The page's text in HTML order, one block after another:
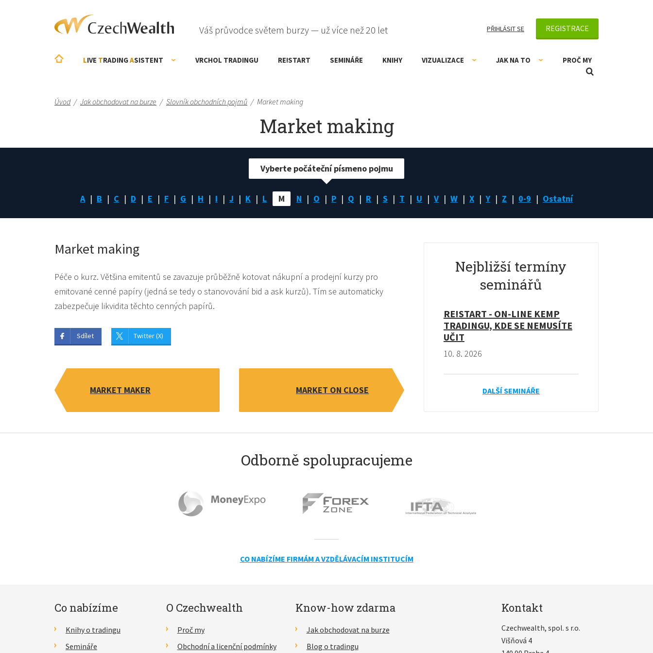
Váš průvodce světem burzy — už více než 20 let PŘIHLÁSIT SE REGISTRACE
LIVE TRADINGASISTENT VRCHOL TRADINGU RE!START SEMINÁŘE KNIHY VIZUALIZACE JAK NA TO PROČ MY
Úvod / Jak obchodovat na burze / Slovník obchodních pojmů / Market making
Market making
A B C D E F G H I J K L M N O P Q R S T U V W X Y Z 0-9 Ostatní
Vyberte počáteční písmeno pojmu
Market making
Péče o kurz. Většina emitentů se zavazuje průběžně kotovat nákupní a prodejní kurzy pro
emitované cenné papíry (jedná se tedy o stanovování bid a ask kurzů). Tím se automaticky
zabezpečuje likvidita těchto cenných papírů.
Sdílet Twitter (X)
MARKET MAKER MARKET ON CLOSE
Nejbližší termíny
seminářů
RE!START - ON-LINE KEMP
TRADINGU, KDE SE NEMUSÍTE
UČIT
10. 8. 2026
DALŠÍ SEMINÁŘE
Odborně spolupracujeme
CO NABÍZÍME FIRMÁM A VZDĚLÁVACÍM INSTITUCÍM
Co nabízíme
Knihy o tradingu
Semináře
O Czechwealth
Proč my
Obchodní a licenční podmínky
Know-how zdarma
Jak obchodovat na burze
Blog o tradingu
Kontakt
Czechwealth, spol. s r.o.
Višňová 4